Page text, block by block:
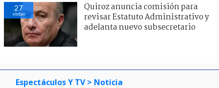
27
visitas
Quiroz anuncia comisión para
revisar Estatuto Administrativo y
adelanta nuevo subsecretario
Espectáculos Y TV > Noticia